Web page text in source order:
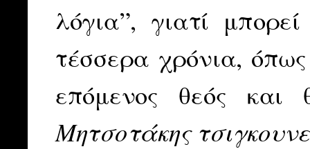
λόγια”, γιατί
τέσσερα χρόνια,
επόμενος θεός
Μητσοτάκης